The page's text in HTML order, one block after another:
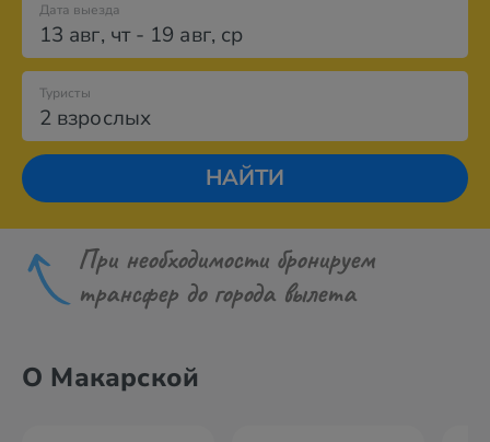
Дата выезда
13 авг, чт- 19 авг, ср
2 взрослых
Туристы
НАЙТИ
При необходимости бронируем
трансфер до города вылета
О Макарской